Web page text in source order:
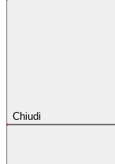
Chiudi